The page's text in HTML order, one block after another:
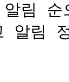
림
알림